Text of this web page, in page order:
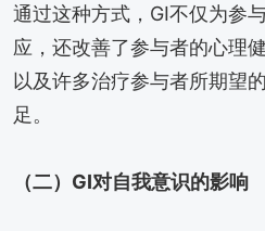
通过这种方式，GI不仅为参
应，还改善了参与者的心理
以及许多治疗参与者所期望
足。
（二）GI对自我意识的影响